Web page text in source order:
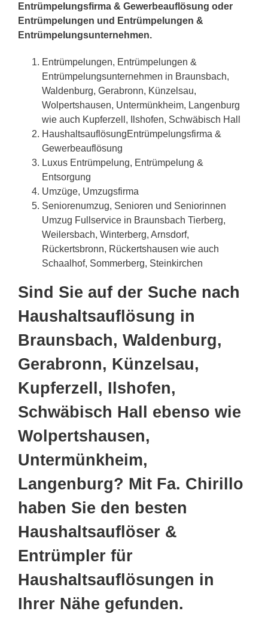
Entrümpelungsfirma & Gewerbeauflösung oder
Entrümpelungen und Entrümpelungen &
Entrümpelungsunternehmen.
Entrümpelungen, Entrümpelungen &
Entrümpelungsunternehmen in Braunsbach,
Waldenburg, Gerabronn, Künzelsau,
Wolpertshausen, Untermünkheim, Langenburg
wie auch Kupferzell, Ilshofen, Schwäbisch Hall
HaushaltsauflösungEntrümpelungsfirma &
Gewerbeauflösung
Luxus Entrümpelung, Entrümpelung &
Entsorgung
Umzüge, Umzugsfirma
Seniorenumzug, Senioren und Seniorinnen
Umzug Fullservice in Braunsbach Tierberg,
Weilersbach, Winterberg, Arnsdorf,
Rückertsbronn, Rückertshausen wie auch
Schaalhof, Sommerberg, Steinkirchen
Sind Sie auf der Suche nach
Haushaltsauflösung in
Braunsbach, Waldenburg,
Gerabronn, Künzelsau,
Kupferzell, Ilshofen,
Schwäbisch Hall ebenso wie
Wolpertshausen,
Untermünkheim,
Langenburg? Mit Fa. Chirillo
haben Sie den besten
Haushaltsauflöser &
Entrümpler für
Haushaltsauflösungen in
Ihrer Nähe gefunden.